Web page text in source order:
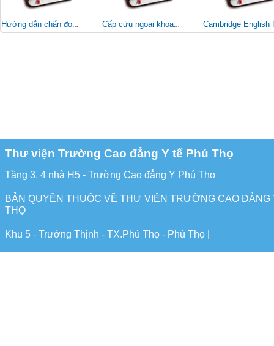
Thư viện Trường Cao đẳng Y tế Phú Thọ
Tầng 3, 4 nhà H5 - Trường Cao đẳng Y Phú Thọ
BẢN QUYỀN THUỘC VỀ THƯ VIỆN TRƯỜNG CAO ĐẲNG
THỌ
Khu 5 - Trường Thịnh - TX.Phú Thọ - Phú Thọ |